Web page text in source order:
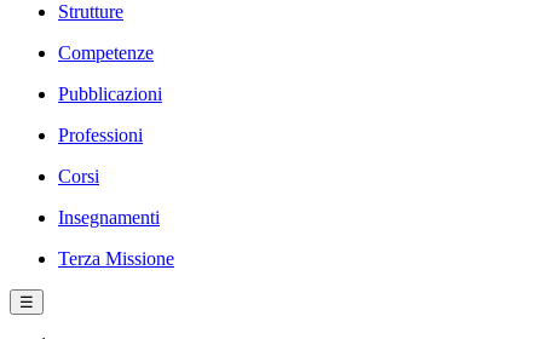
Strutture
Competenze
Pubblicazioni
Professioni
Corsi
Insegnamenti
Terza Missione
☰